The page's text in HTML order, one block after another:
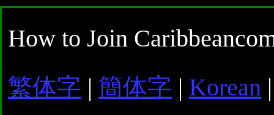
How to Join
繁体字 | 簡体字 | Korean